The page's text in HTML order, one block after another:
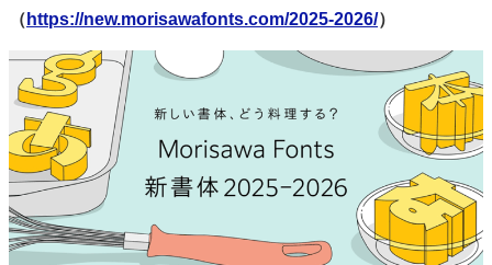
（ https://new.morisawafonts.com/2025-2026/）